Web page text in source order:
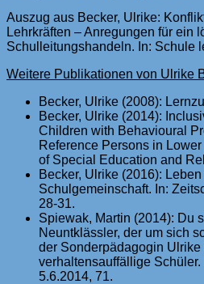
Auszug aus Becker, Ulrike:
Lehrkräften – Anregungen für ein
Schulleitungshandeln. In: Schule
Weitere Publikationen von Ulrike
Becker, Ulrike (2008):
Becker, Ulrike (2014):
Children with Behavioural
Reference Persons in
of Special Education and
Becker, Ulrike (2016):
Schulgemeinschaft. In:
28-31.
Spiewak, Martin (2014): Du
Neuntklässler, der um sich
der Sonderpädagogin Ulrike
verhaltensauffällige Schüler.
5.6.2014, 71.